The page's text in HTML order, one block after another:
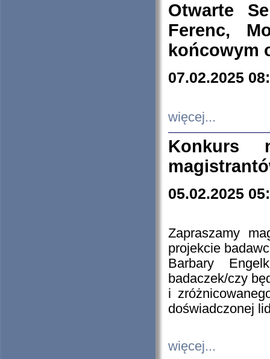
Otwarte
Ferenc,
końcowym
07.02.2025
więcej...
Konkurs
05.02.2025
Zapraszamy
projekcie
Barbary
badaczek/czy
i
doświadczonej
więcej...